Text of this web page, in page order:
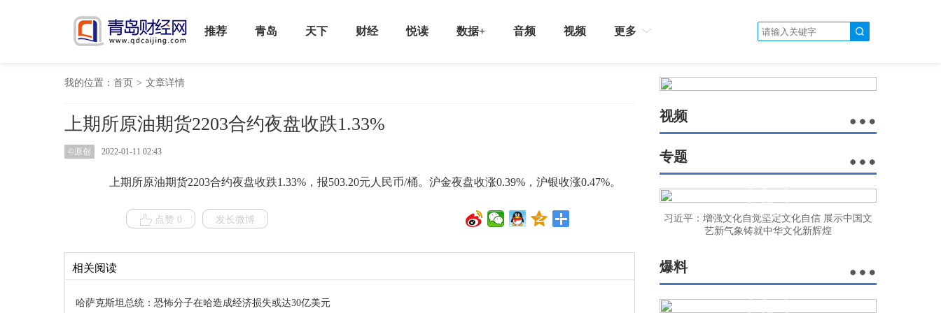
推荐 青岛 天下 财经 悦读 数据+ 音频 视频 更多
我的位置： 首页 > 文章详情
上期所原油期货2203合约夜盘收跌1.33%
©原创 2022-01-11 02:43
上期所原油期货2203合约夜盘收跌1.33%，报503.20元人民币/桶。沪金夜盘收涨0.39%，沪银收涨0.47%。
点赞 0 发长微博
相关阅读
哈萨克斯坦总统：恐怖分子在哈造成经济损失或达30亿美元
视频
专题
习近平：增强文化自觉坚定文化自信 展示中国文
艺新气象铸就中华文化新辉煌
爆料